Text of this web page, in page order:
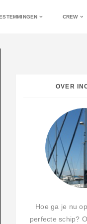
CREW
OVER
Hoe ga je nu
perfecte schip?